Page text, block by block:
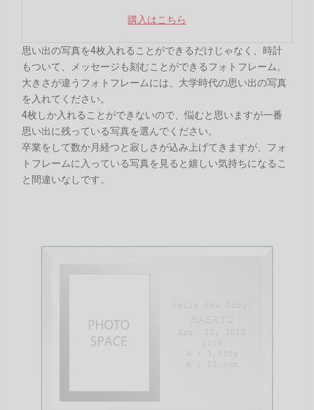
購入はこちら
思い出の写真を4枚入れることができるだけじゃなく、時計
もついて、メッセージも刻むことができるフォトフレーム。
大きさが違うフォトフレームには、大学時代の思い出の写真
を入れてください。
4枚しか入れることができないので、悩むと思いますが一番
思い出に残っている写真を選んでください。
卒業をして数か月経つと寂しさが込み上げてきますが、フォ
トフレームに入っている写真を見ると嬉しい気持ちになるこ
と間違いなしです。